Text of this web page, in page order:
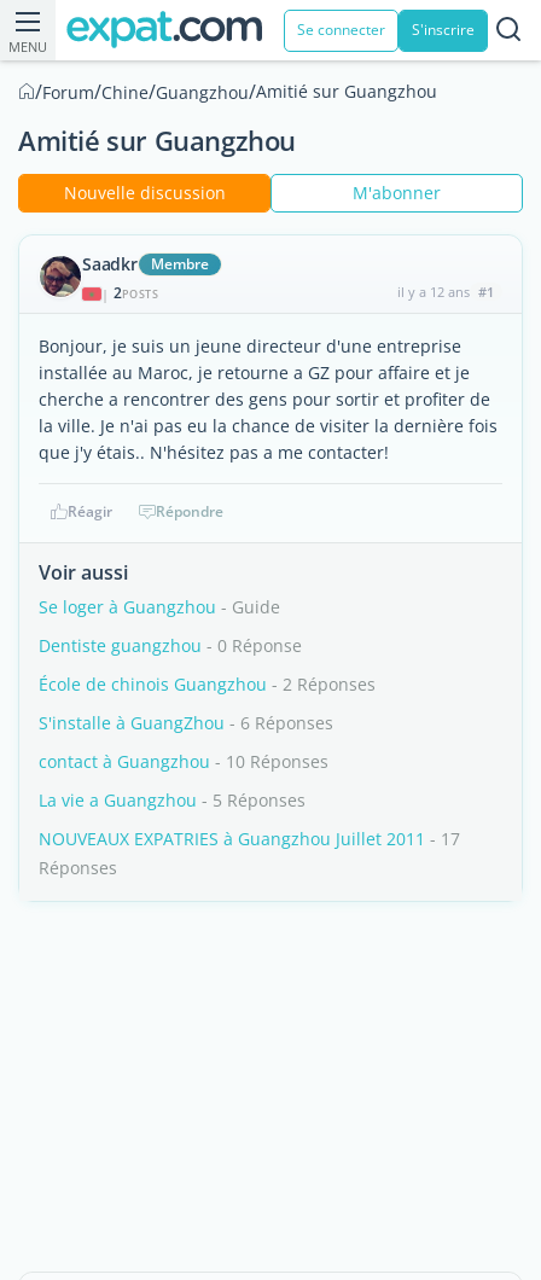
MENU
Se connecter S'inscrire
/Forum/Chine/Guangzhou/Amitié sur Guangzhou
Amitié sur Guangzhou
Nouvelle discussion M'abonner
Saadkr Membre
| 2POSTS il y a 12 ans #1
Bonjour, je suis un jeune directeur d'une entreprise
installée au Maroc, je retourne a GZ pour affaire et je
cherche a rencontrer des gens pour sortir et profiter de
la ville. Je n'ai pas eu la chance de visiter la dernière fois
que j'y étais.. N'hésitez pas a me contacter!
Réagir Répondre
Voir aussi
Se loger à Guangzhou - Guide
Dentiste guangzhou - 0 Réponse
École de chinois Guangzhou - 2 Réponses
S'installe à GuangZhou - 6 Réponses
contact à Guangzhou - 10 Réponses
La vie a Guangzhou - 5 Réponses
NOUVEAUX EXPATRIES à Guangzhou Juillet 2011 - 17
Réponses